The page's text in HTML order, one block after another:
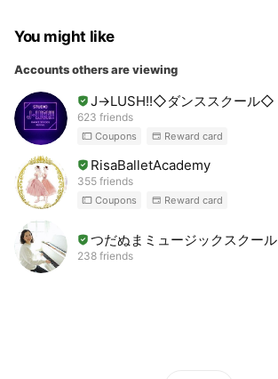
You might like
Accounts others are viewing
J→LUSH!!◇ダンススクール◇
623 friends
Coupons Reward card
RisaBalletAcademy
355 friends
Coupons Reward card
つだぬまミュージックスクール
238 friends